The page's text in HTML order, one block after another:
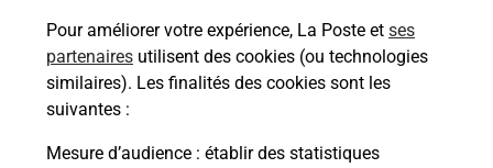
Pour améliorer votre expérience, La Poste et ses
partenaires utilisent des cookies (ou technologies
similaires). Les finalités des cookies sont les
suivantes :
Mesure d’audience : établir des statistiques
La téléassistance classique avec
médaillon d’alarme qu’est ce que
c’est ?